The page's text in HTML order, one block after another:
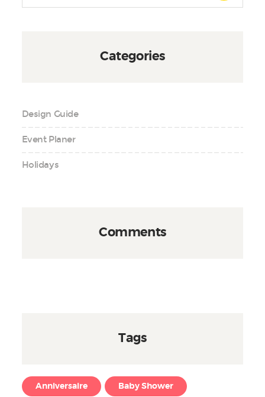
Categories
Design Guide
Event Planer
Holidays
Comments
Tags
Anniversaire Baby Shower